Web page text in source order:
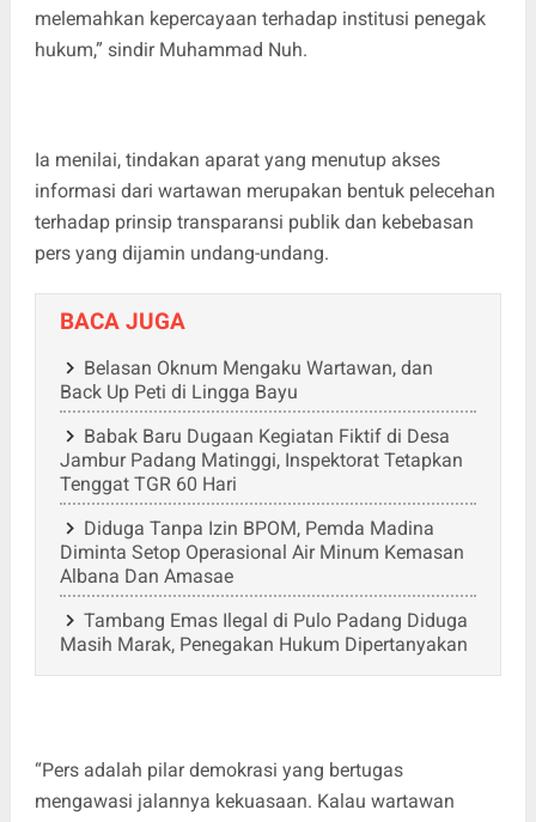
melemahkan kepercayaan terhadap institusi penegak
hukum,” sindir Muhammad Nuh.
Ia menilai, tindakan aparat yang menutup akses
informasi dari wartawan merupakan bentuk pelecehan
terhadap prinsip transparansi publik dan kebebasan
pers yang dijamin undang-undang.
BACA JUGA
Belasan Oknum Mengaku Wartawan, dan
Back Up Peti di Lingga Bayu
Babak Baru Dugaan Kegiatan Fiktif di Desa
Jambur Padang Matinggi, Inspektorat Tetapkan
Tenggat TGR 60 Hari
Diduga Tanpa Izin BPOM, Pemda Madina
Diminta Setop Operasional Air Minum Kemasan
Albana Dan Amasae
Tambang Emas Ilegal di Pulo Padang Diduga
Masih Marak, Penegakan Hukum Dipertanyakan
“Pers adalah pilar demokrasi yang bertugas
mengawasi jalannya kekuasaan. Kalau wartawan